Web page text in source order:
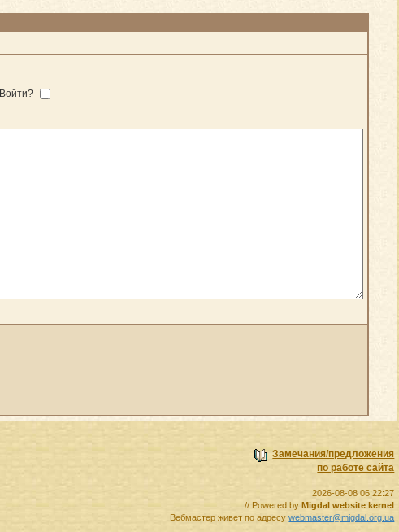
Войти?
Замечания/предложения
по работе сайта
2026-08-08 06:22:27
// Powered byMigdal website kernel
Вебмастер живет по адресуwebmaster@migdal.org.ua